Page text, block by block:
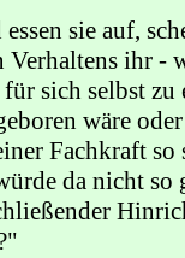
sie auf,
Verhaltens ihr -
sich selbst zu
wäre
Fachkraft so
da nicht so